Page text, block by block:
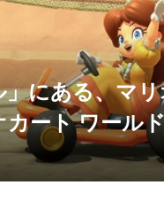
にある、マ
ート ワール